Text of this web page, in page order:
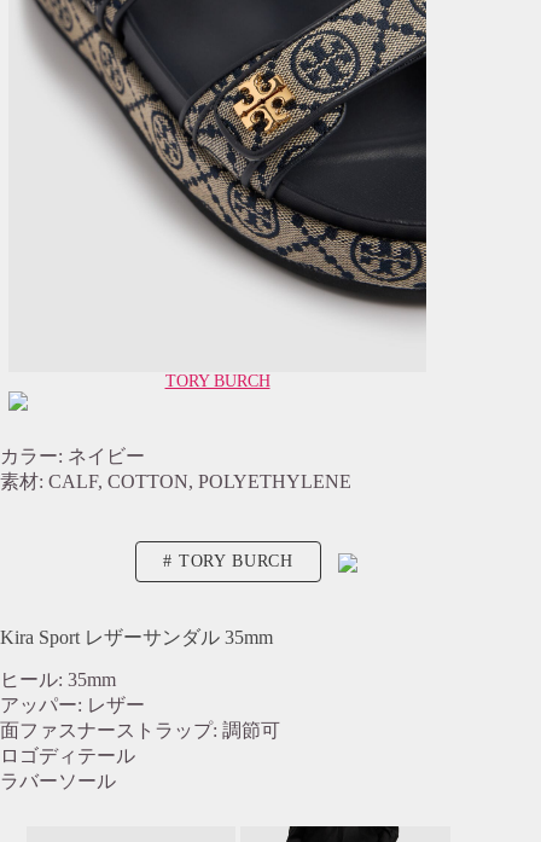
TORY BURCH
カラー: ネイビー
素材: CALF, COTTON, POLYETHYLENE
TORY BURCH
Kira Sport レザーサンダル 35mm
ヒール: 35mm
アッパー: レザー
面ファスナーストラップ: 調節可
ロゴディテール
ラバーソール